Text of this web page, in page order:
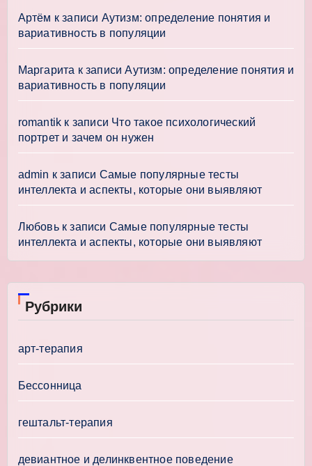
Артём к записи Аутизм: определение понятия и
вариативность в популяции
Маргарита к записиАутизм: определение понятия и
вариативность в популяции
romantik к записи Что такое психологический
портрет и зачем он нужен
admin к записи Самые популярные тесты
интеллекта и аспекты, которые они выявляют
Любовьк записи Самые популярные тесты
интеллекта и аспекты, которые они выявляют
Рубрики
арт-терапия
Бессонница
гештальт-терапия
девиантное и делинквентное поведение